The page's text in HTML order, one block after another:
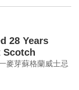
28 Years
Scotch
麥芽蘇格蘭威士忌